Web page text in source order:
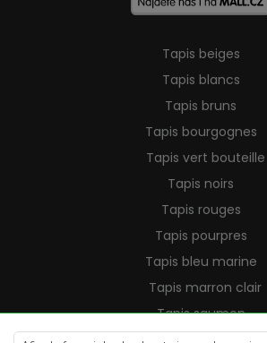
Tapis beiges
Tapis blancs
Tapis bruns
Tapis bourgognes
Tapis vert bouteille
Tapis noirs
Tapis rouges
Tapis pourpres
Tapis bleu marine
Tapis marron clair
Tapis saumon